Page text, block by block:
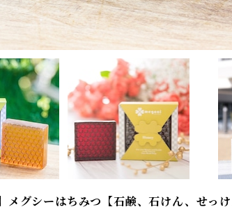
メグシーはちみつ【石鹸、石けん、せっけ